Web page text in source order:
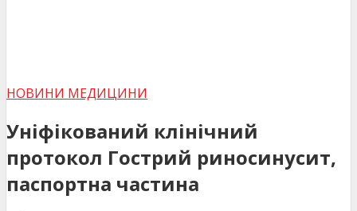
НОВИНИ МЕДИЦИНИ
Уніфікований клінічний
протокол Гострий риносинусит,
паспортна частина